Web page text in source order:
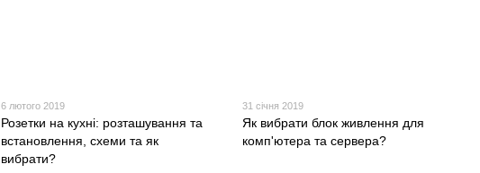
6 лютого 2019
Розетки на кухні: розташування та
встановлення, схеми та як
вибрати?
31 січня 2019
Як вибрати блок живлення для
комп'ютера та сервера?